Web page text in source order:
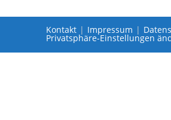
Kontakt Impressum
Privatsphäre-Einstellungen